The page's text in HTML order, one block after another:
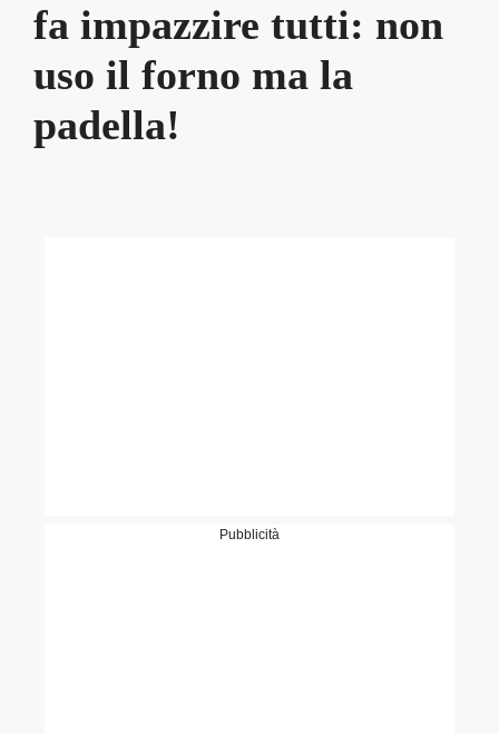
fa impazzire tutti: non
uso il forno ma la
padella!
Pubblicità